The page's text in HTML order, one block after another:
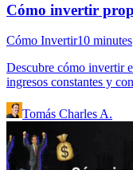
Cómo invertir
Cómo Invertir10 minutes
Descubre cómo invertir
ingresos constantes y
Tomás Charles A.